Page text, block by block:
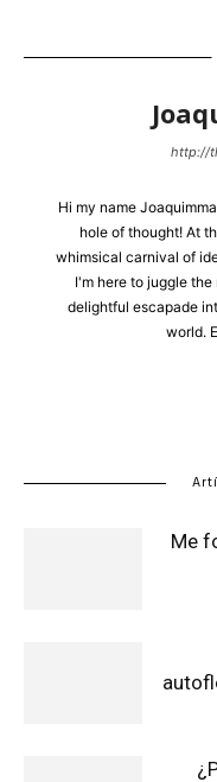
http://
Hi my name
hole of thought! At
whimsical carnival of
I'm here to juggle
delightful escapade
world.
Me